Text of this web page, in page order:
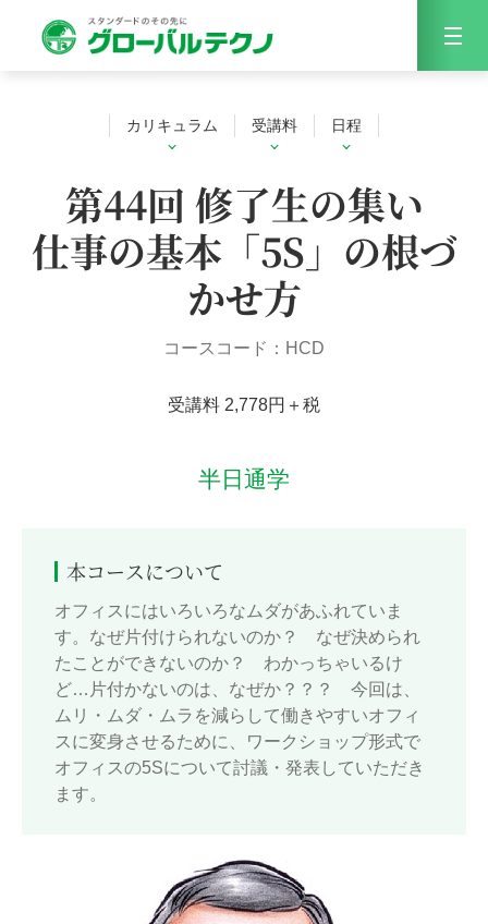
Menu
カリキュラム 受講料 日程
第44回 修了生の集い
仕事の基本「5S」の根づ
かせ方
コースコード：HCD
受講料 2,778円＋税
半日通学
本コースについて
オフィスにはいろいろなムダがあふれていま
す。なぜ片付けられないのか？ なぜ決められ
たことができないのか？ わかっちゃいるけ
ど…片付かないのは、なぜか？？？ 今回は、
ムリ・ムダ・ムラを減らして働きやすいオフィ
スに変身させるために、ワークショップ形式で
オフィスの5Sについて討議・発表していただき
ます。